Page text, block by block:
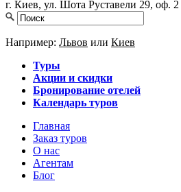
г. Киев, ул. Шота Руставели 29, оф. 2
Например: Львов или Киев
Туры
Акции и скидки
Бронирование отелей
Календарь туров
Главная
Заказ туров
О нас
Агентам
Блог